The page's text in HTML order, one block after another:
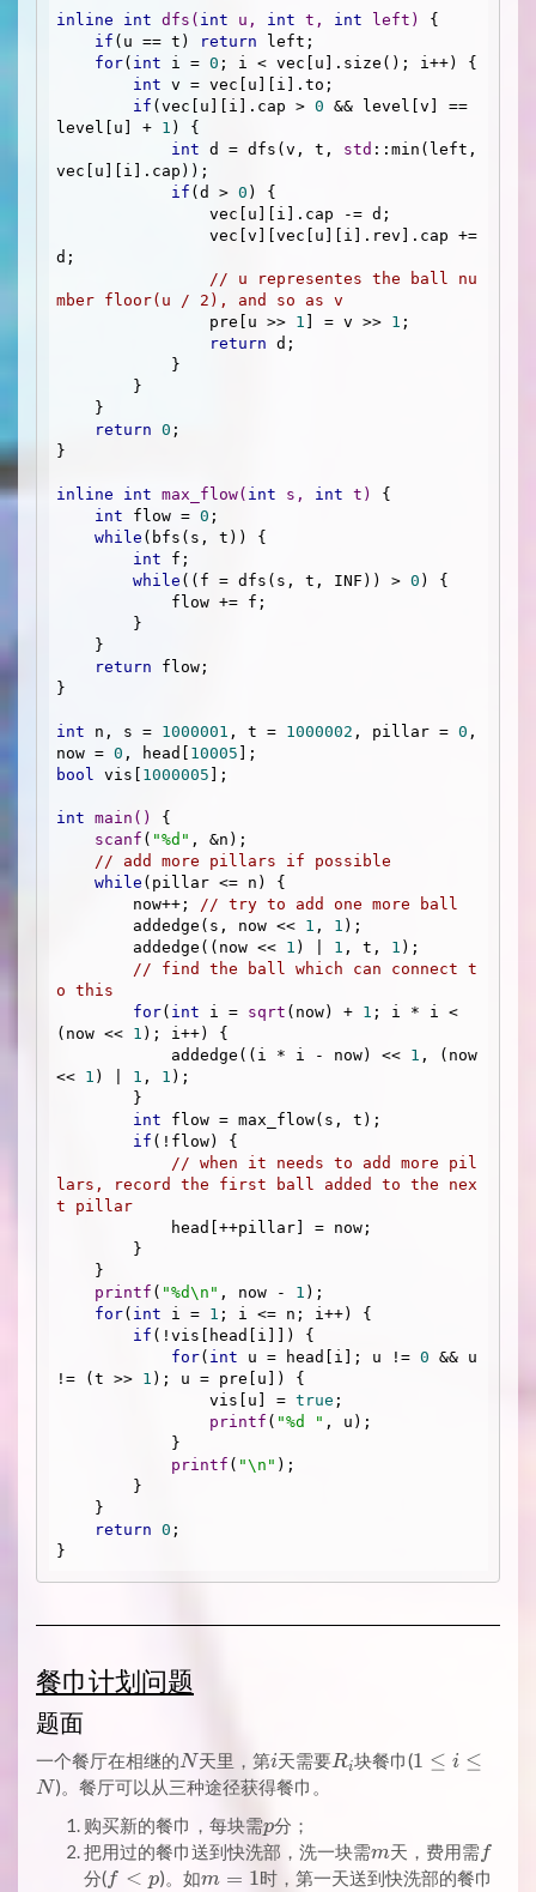
inline int dfs ( int u, int t, int left)
{
if (u == t) return left;
for( int i = 0 ; i < vec[u].size(); i++) {
int v = vec[u][i].to;
if (vec[u][i].cap > 0 && level[v] ==
level[u] + 1 ) {
int d = dfs(v, t, std ::min(left,
vec[u][i].cap));
if (d > 0 ) {
d;
// u representes the ball nu
mber floor(u / 2), and so as v
                pre[u >>
1 ] = v >> 1 ;
return d;
return 0 ;
}
inline int max_flow( int s, int t)
{
int flow = 0 ;
while (bfs(s, t)) {
int f;
while ((f = dfs(s, t, INF)) > 0 ) {
return flow;
}
int n, s = 1000001 , t = 1000002 , pillar = 0 ,
now = 0 , head[ 10005
bool vis[ 1000005 ];
int main ()
{
scanf ( "%d" , &n);
// add more pillars if possible
while (pillar <= n) {
        now++;
// try to add one more ball
        addedge(s, now <<
1 , 1 );
        addedge((now <<
1 ) | 1 , t, 1 );
// find the ball which can connect t
o this
for( int i = sqrt (now) + 1 ; i * i <
(now << 1 ); i++) {
            addedge((i * i - now) <<
1 , (now
<< 1 ) | 1 , 1 );
int flow = max_flow(s, t);
if (!flow) {
// when it needs to add more pil
lars, record the first ball added to the nex
t pillar
printf ( "%d\n" , now - 1 );
for( int i = 1 ; i <= n; i++) {
if (!vis[head[i]]) {
for( int u = head[i]; u != 0 && u
!= (t >> 1 ); u = pre[u]) {
                vis[u] =
true ;
printf ( "%d " , u);
printf ( "\n" );
return 0 ;
餐巾计划问题
题面
一个餐厅在相继的N
N天里，第i
i天需要R_i
Ri块餐巾(1
\leq
N
1 ≤ i ≤
N)。餐厅可以从三种途径获得餐巾。
购买新的餐巾，每块需p
p分；
把用过的餐巾送到快洗部，洗一块需m
m天，费用需ff
分(ff < p)。如m
m = 1时，第一天送到快洗部的餐巾